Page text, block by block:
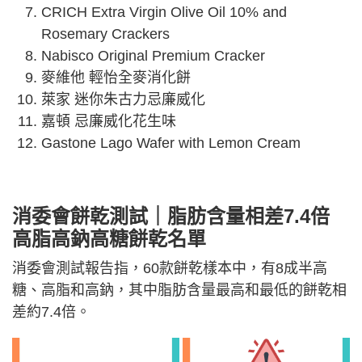
CRICH Extra Virgin Olive Oil 10% and
Rosemary Crackers
Nabisco Original Premium Cracker
麥維他 輕怡全麥消化餅
萊家 迷你朱古力忌廉威化
嘉頓 忌廉威化花生味
Gastone Lago Wafer with Lemon Cream
消委會餅乾測試｜脂肪含量相差7.4倍
高脂高鈉高糖餅乾名單
消委會測試報告指，60款餅乾樣本中，有8成半高
糖、高脂和高鈉，其中脂肪含量最高和最低的餅乾相
差約7.4倍。